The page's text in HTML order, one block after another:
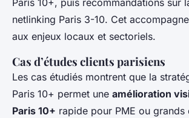
Paris 10+, puis recommandations sur
netlinking Paris 3-10. Cet
aux enjeux locaux et sectoriels.
Cas d’études clients parisiens
Les cas étudiés montrent que la
Paris 10+ permet une amélioration
Paris 10+ rapide pour PME ou grands